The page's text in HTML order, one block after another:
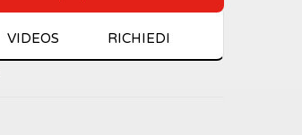
VIDEOS RICHIEDI